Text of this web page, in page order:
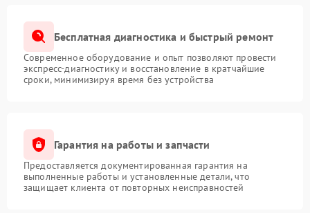
Бесплатная диагностика и быстрый ремонт
Современное оборудование и опыт позволяют провести
экспресс-диагностику и восстановление в кратчайшие
сроки, минимизируя время без устройства
Гарантия на работы и запчасти
Предоставляется документированная гарантия на
выполненные работы и установленные детали, что
защищает клиента от повторных неисправностей